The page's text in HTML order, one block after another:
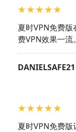
夏时VPN免费
费VPN效果一流。
DANIELSAFE21
夏时VPN免费